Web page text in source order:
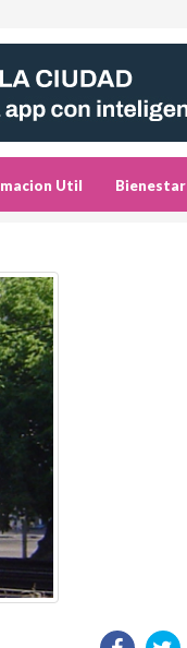
Util Bienestar